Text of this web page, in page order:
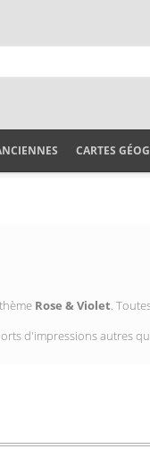
CARTES
Rose & Violet.
d'impressions autres